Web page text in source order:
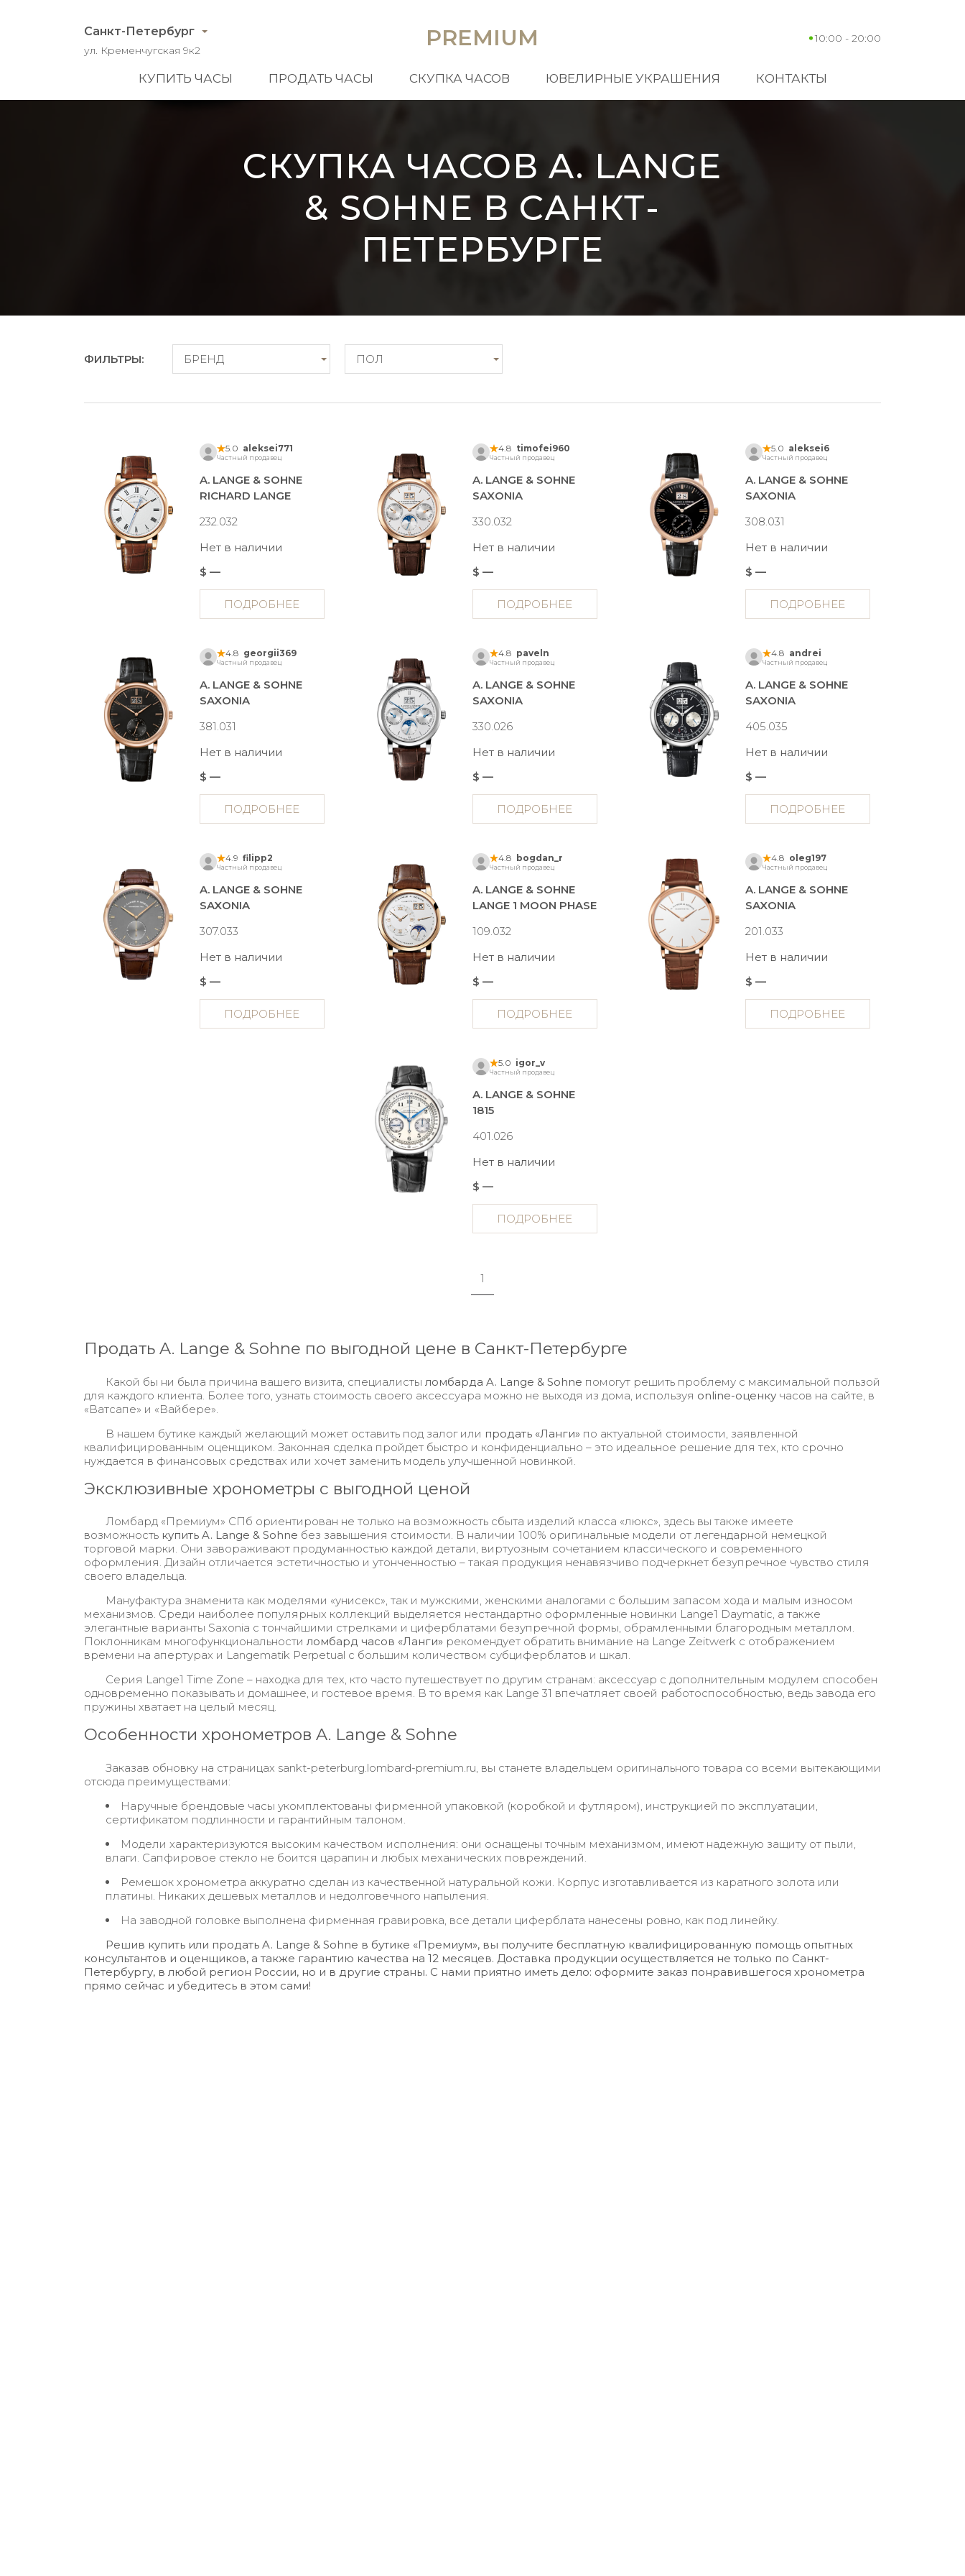
Санкт-Петербург
ул. Кременчугская 9к2 PREMIUM 10:00 - 20:00
КУПИТЬ ЧАСЫ ПРОДАТЬ ЧАСЫ СКУПКА ЧАСОВ ЮВЕЛИРНЫЕ УКРАШЕНИЯ КОНТАКТЫ
СКУПКА ЧАСОВ A. LANGE
& SOHNE В САНКТ-
ПЕТЕРБУРГЕ
ФИЛЬТРЫ: БРЕНД ПОЛ
5.0 aleksei771
Частный продавец
A. LANGE & SOHNE
RICHARD LANGE
232.032
Нет в наличии
$ —
ПОДРОБНЕЕ
4.8 timofei960
Частный продавец
A. LANGE & SOHNE
SAXONIA
330.032
Нет в наличии
$ —
ПОДРОБНЕЕ
5.0 aleksei6
Частный продавец
A. LANGE & SOHNE
SAXONIA
308.031
Нет в наличии
$ —
ПОДРОБНЕЕ
4.8 georgii369
Частный продавец
A. LANGE & SOHNE
SAXONIA
381.031
Нет в наличии
$ —
ПОДРОБНЕЕ
4.8 paveln
Частный продавец
A. LANGE & SOHNE
SAXONIA
330.026
Нет в наличии
$ —
ПОДРОБНЕЕ
4.8 andrei
Частный продавец
A. LANGE & SOHNE
SAXONIA
405.035
Нет в наличии
$ —
ПОДРОБНЕЕ
4.9 filipp2
Частный продавец
A. LANGE & SOHNE
SAXONIA
307.033
Нет в наличии
$ —
ПОДРОБНЕЕ
4.8 bogdan_r
Частный продавец
A. LANGE & SOHNE
LANGE 1 MOON PHASE
109.032
Нет в наличии
$ —
ПОДРОБНЕЕ
4.8 oleg197
Частный продавец
A. LANGE & SOHNE
SAXONIA
201.033
Нет в наличии
$ —
ПОДРОБНЕЕ
5.0 igor_v
Частный продавец
A. LANGE & SOHNE
1815
401.026
Нет в наличии
$ —
ПОДРОБНЕЕ
1
Продать A. Lange & Sohne по выгодной цене в Санкт-Петербурге
Какой бы ни была причина вашего визита, специалисты ломбарда A. Lange & Sohne помогут решить проблему с максимальной пользой
для каждого клиента. Более того, узнать стоимость своего аксессуара можно не выходя из дома, используя online-оценку часов на сайте, в
«Ватсапе» и «Вайбере».
В нашем бутике каждый желающий может оставить под залог или продать «Ланги» по актуальной стоимости, заявленной
квалифицированным оценщиком. Законная сделка пройдет быстро и конфиденциально – это идеальное решение для тех, кто срочно
нуждается в финансовых средствах или хочет заменить модель улучшенной новинкой.
Эксклюзивные хронометры с выгодной ценой
Ломбард «Премиум» СПб ориентирован не только на возможность сбыта изделий класса «люкс», здесь вы также имеете
возможность купить A. Lange & Sohne без завышения стоимости. В наличии 100% оригинальные модели от легендарной немецкой
торговой марки. Они завораживают продуманностью каждой детали, виртуозным сочетанием классического и современного
оформления. Дизайн отличается эстетичностью и утонченностью – такая продукция ненавязчиво подчеркнет безупречное чувство стиля
своего владельца.
Мануфактура знаменита как моделями «унисекс», так и мужскими, женскими аналогами с большим запасом хода и малым износом
механизмов. Среди наиболее популярных коллекций выделяется нестандартно оформленные новинки Lange1 Daymatic, а также
элегантные варианты Saxonia с тончайшими стрелками и циферблатами безупречной формы, обрамленными благородным металлом.
Поклонникам многофункциональности ломбард часов «Ланги» рекомендует обратить внимание на Lange Zeitwerk с отображением
времени на апертурах и Langematik Perpetual с большим количеством субциферблатов и шкал.
Серия Lange1 Time Zone – находка для тех, кто часто путешествует по другим странам: аксессуар с дополнительным модулем способен
одновременно показывать и домашнее, и гостевое время. В то время как Lange 31 впечатляет своей работоспособностью, ведь завода его
пружины хватает на целый месяц.
Особенности хронометров A. Lange & Sohne
Заказав обновку на страницах sankt-peterburg.lombard-premium.ru, вы станете владельцем оригинального товара со всеми вытекающими
отсюда преимуществами:
Наручные брендовые часы укомплектованы фирменной упаковкой (коробкой и футляром), инструкцией по эксплуатации,
сертификатом подлинности и гарантийным талоном.
Модели характеризуются высоким качеством исполнения: они оснащены точным механизмом, имеют надежную защиту от пыли,
влаги. Сапфировое стекло не боится царапин и любых механических повреждений.
Ремешок хронометра аккуратно сделан из качественной натуральной кожи. Корпус изготавливается из каратного золота или
платины. Никаких дешевых металлов и недолговечного напыления.
На заводной головке выполнена фирменная гравировка, все детали циферблата нанесены ровно, как под линейку.
Решив купить или продать A. Lange & Sohne в бутике «Премиум», вы получите бесплатную квалифицированную помощь опытных
консультантов и оценщиков, а также гарантию качества на 12 месяцев. Доставка продукции осуществляется не только по Санкт-
Петербургу, в любой регион России, но и в другие страны. С нами приятно иметь дело: оформите заказ понравившегося хронометра
прямо сейчас и убедитесь в этом сами!